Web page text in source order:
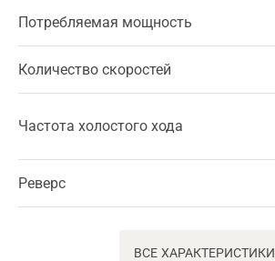
Потребляемая мощность
Количество скоростей
Частота холостого хода
Реверс
ВСЕ ХАРАКТЕРИСТИКИ